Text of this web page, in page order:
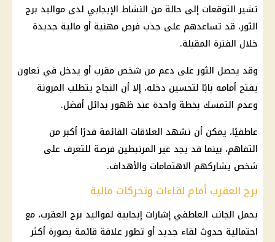
تشير التوقعات إلى حالة من النشاط الإيجابي لدى مواليد برج
الثور، قد تساعدهم على جذب فرص مهنية أو مالية جديدة
خلال الفترة المقبلة.
وقد يحصل الثور على دعم من شخص مقرب أو يدخل في تعاون
يفتح أمامه بابًا لتحسين دخله، إلا أن النجاح يتطلب المرونة
وعدم التمسك بخطة واحدة عند ظهور بدائل أفضل.
عاطفيًا، يمكن أن تشهد العلاقات القائمة قدرًا أكبر من
التفاهم، بينما قد يجد غير المرتبطين فرصة للتعرف على
شخص يشاركهم الاهتمامات والأهداف.
برج العقرب أمام لقاءات وتحركات مالية
يحمل الجانب العاطفي إشارات إيجابية لمواليد برج العقرب، مع
احتمالية حدوث لقاء جديد أو تطور علاقة قائمة بصورة أكثر